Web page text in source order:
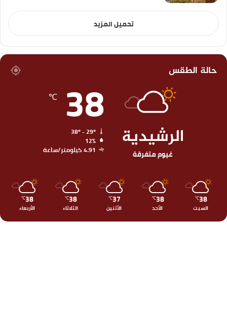
تحميل المزيد
حالة الطقس
الرشيدية
غيوم متفرقة
38
℃
12%
4.91 كيلومتر/ساعة
38
℃
السبت
38
℃
الأحد
37
℃
الأثنين
38
℃
الثلاثاء
38
℃
الأربعاء